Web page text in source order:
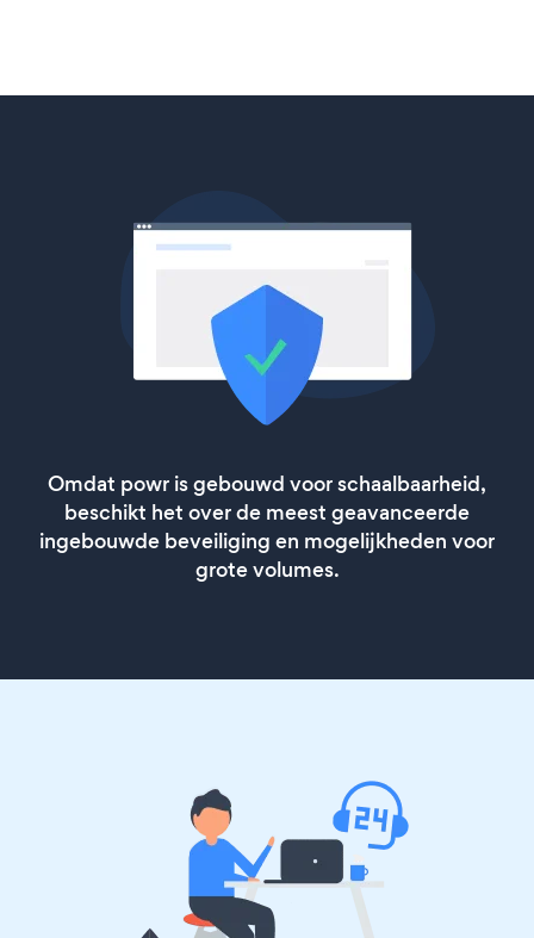
Omdat powr is gebouwd voor schaalbaarheid,
beschikt het over de meest geavanceerde
ingebouwde beveiliging en mogelijkheden voor
grote volumes.